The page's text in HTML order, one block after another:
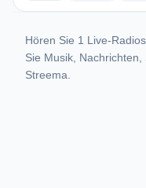
Hören Sie 1 Live-
Sie Musik,
Streema.